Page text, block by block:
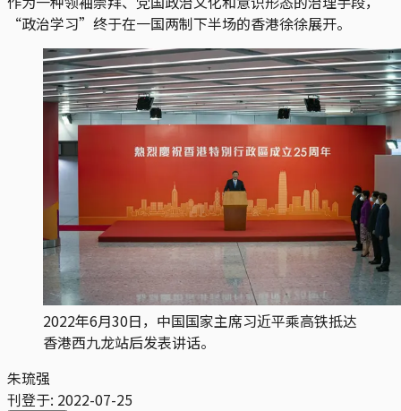
“政治学习”终于在一国两制下半场的香港徐徐展开。
2022年6月30日，中国国家主席习近平乘高铁抵达
香港西九龙站后发表讲话。
朱琉强
刊登于: 2022-07-25